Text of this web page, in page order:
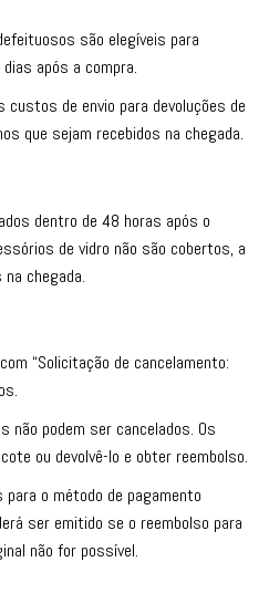
são elegíveis para
após a compra.
de envio para devoluções de
que sejam recebidos na chegada.
dentro de 48 horas após o
de vidro não são cobertos, a
chegada.
com “Solicitação de cancelamento:
não podem ser cancelados. Os
ou devolvê-lo e obter reembolso.
o método de pagamento
ser emitido se o reembolso para
não for possível.